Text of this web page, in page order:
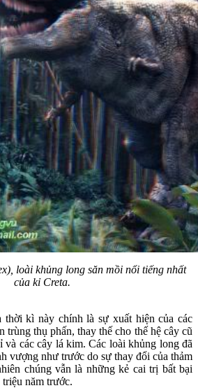
loài khủng long săn mồi nổi tiếng nhất
của kỉ Creta.
thời kì này chính là sự xuất hiện của các
trùng thụ phấn, thay thế cho thế hệ cây cũ
và các cây lá kim. Các loài khủng long đã
vượng như trước do sự thay đổi của thảm
chúng vẫn là những kẻ cai trị bất bại
năm trước.